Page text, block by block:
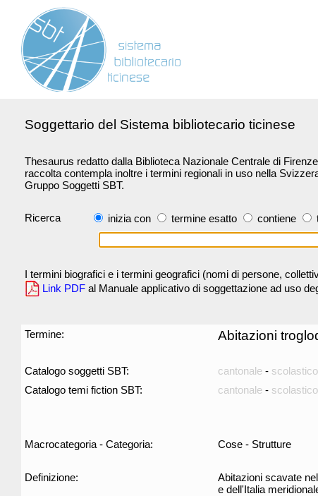
Soggettario del Sistema bibliotecario ticinese
Thesaurus redatto dalla Biblioteca Nazionale Centrale di
raccolta contempla inoltre i termini regionali in uso nella
Gruppo Soggetti SBT.
Ricerca inizia con termine esatto contiene
I termini biografici e i termini geografici (nomi di persone,
Link PDF al Manuale applicativo di soggettazione ad uso
Termine: Abitazioni
Catalogo soggetti SBT: cantonale - scolastico
Catalogo temi fiction SBT:
cantonale - scolastico
Macrocategoria - Categoria: Cose - Strutture
Definizione:
Abitazioni scavate
e dell'Italia